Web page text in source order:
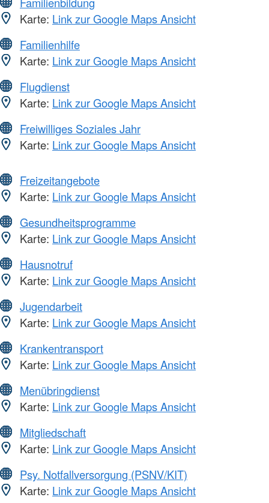
Karte: Link zur Google Maps Ansicht
Familienhilfe
Karte: Link zur Google Maps Ansicht
Flugdienst
Karte: Link zur Google Maps Ansicht
Freiwilliges Soziales Jahr
Karte: Link zur Google Maps Ansicht
Freizeitangebote
Karte: Link zur Google Maps Ansicht
Gesundheitsprogramme
Karte: Link zur Google Maps Ansicht
Hausnotruf
Karte: Link zur Google Maps Ansicht
Jugendarbeit
Karte: Link zur Google Maps Ansicht
Krankentransport
Karte: Link zur Google Maps Ansicht
Menübringdienst
Karte: Link zur Google Maps Ansicht
Mitgliedschaft
Karte: Link zur Google Maps Ansicht
Psy. Notfallversorgung (PSNV/KIT)
Karte: Link zur Google Maps Ansicht